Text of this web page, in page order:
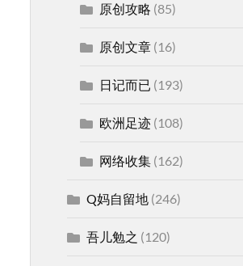
原创攻略 (85)
原创文章(16)
日记而已 (193)
欧洲足迹(108)
网络收集(162)
Q妈自留地(246)
吾儿勉之 (120)